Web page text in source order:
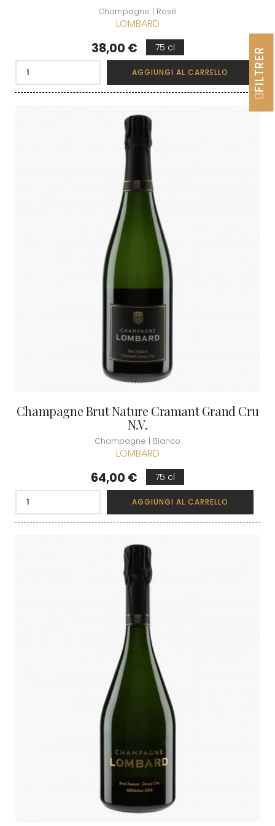
Champagne | Rosé
LOMBARD
Prezzo
38,00 € 75 cl
AGGIUNGI AL CARRELLO
Champagne Brut Nature Cramant Grand Cru
N.V.
Champagne | Bianco
LOMBARD
Prezzo
64,00 € 75 cl
AGGIUNGI AL CARRELLO
FILTRER